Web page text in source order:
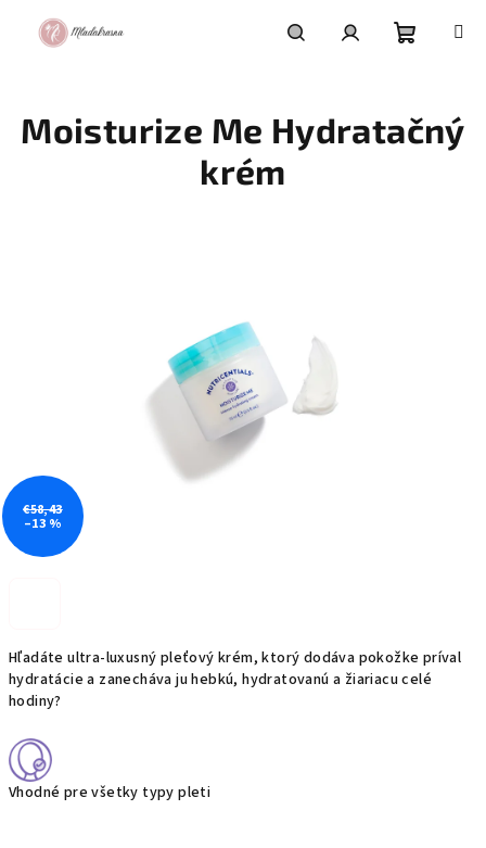
košík
Hľadáte ultra-luxusný pleťový krém, ktorý dodáva pokožke príval
hydratácie a zanecháva ju hebkú, hydratovanú a žiariacu celé
hodiny?
Vhodné pre všetky typy pleti
Moisturize Me Hydratačný
krém
€58,43
–13 %